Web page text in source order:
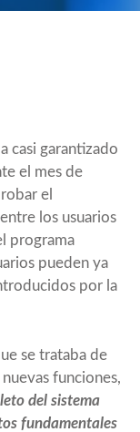
casi garantizado
el mes de
el
los usuarios
programa
pueden ya
por la
se trataba de
funciones,
del sistema
fundamentales